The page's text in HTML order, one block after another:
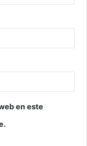
en este